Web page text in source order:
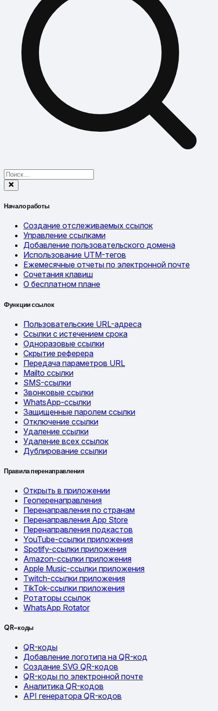
Начало работы
Создание отслеживаемых ссылок
Управление ссылками
Добавление пользовательского домена
Использование UTM-тегов
Ежемесячные отчеты по электронной почте
Сочетания клавиш
О бесплатном плане
Функции ссылок
Пользовательские URL-адреса
Ссылки с истечением срока
Одноразовые ссылки
Скрытие реферера
Передача параметров URL
Mailto ссылки
SMS-ссылки
Звонковые ссылки
WhatsApp-ссылки
Защищенные паролем ссылки
Отключение ссылки
Удаление ссылки
Удаление всех ссылок
Дублирование ссылки
Правила перенаправления
Открыть в приложении
Геоперенаправления
Перенаправления по странам
Перенаправления App Store
Перенаправления подкастов
YouTube-ссылки приложения
Spotify-ссылки приложения
Amazon-ссылки приложения
Apple Music-ссылки приложения
Twitch-ссылки приложения
TikTok-ссылки приложения
Ротаторы ссылок
WhatsApp Rotator
QR-коды
QR-коды
Добавление логотипа на QR-код
Создание SVG QR-кодов
QR-коды по электронной почте
Аналитика QR-кодов
API генератора QR-кодов